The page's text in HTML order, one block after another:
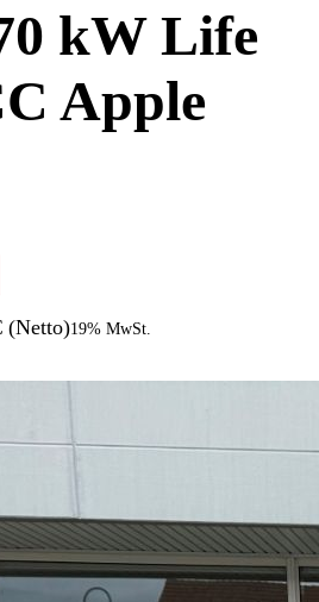
kW Life
Apple
(Netto)19% MwSt.